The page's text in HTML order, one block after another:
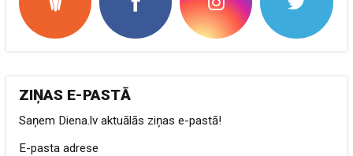
ZIŅAS E-PASTĀ
Saņem Diena.lv aktuālās ziņas e-pastā!
E-pasta adrese